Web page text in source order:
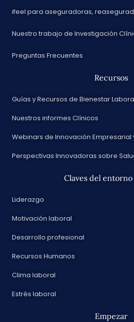
ifeel para aseguradoras,
Nuestro trabajo de Investigación
Preguntas Frecuentes
Recursos
Guías y Recursos de Bienestar
Nuestros informes Clínicos
Webinars de Innovación Empresarial
Perspectivas Innovadoras sobre
Claves del
Liderazgo
Motivación laboral
Desarrollo profesional
Recursos Humanos
Clima laboral
Estrés laboral
Empezar